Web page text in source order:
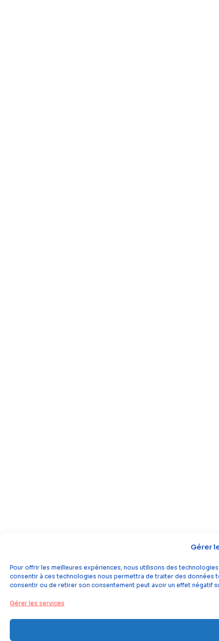
Gérer
Pour offrir les meilleures expériences, nous utilisons des
consentir à ces technologies nous permettra de traiter des données
consentir ou de retirer son consentement peut avoir un effet négatif
Gérer les services